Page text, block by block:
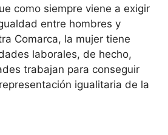
como siempre viene a exigir
entre hombres y
Comarca, la mujer tiene
laborales, de hecho,
trabajan para conseguir
igualitaria de la